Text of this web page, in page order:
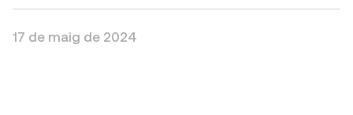
17 de maig de 2024